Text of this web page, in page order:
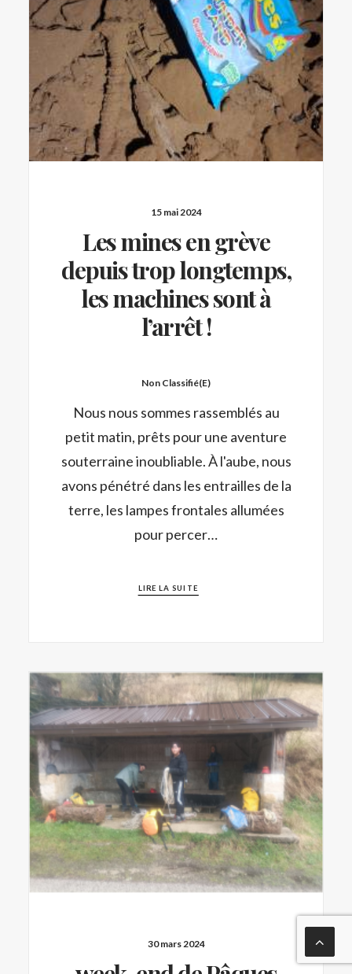
15 mai 2024
Les mines en grève
depuis trop longtemps,
les machines sont à
l’arrêt !
Non Classifié(e)
Nous nous sommes rassemblés au
petit matin, prêts pour une aventure
souterraine inoubliable. À l'aube, nous
avons pénétré dans les entrailles de la
terre, les lampes frontales allumées
pour percer…
LIRE LA SUITE
30 mars 2024